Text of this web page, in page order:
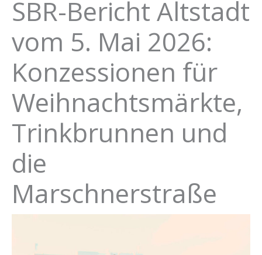
SBR-Bericht Altstadt
vom 5. Mai 2026:
Konzessionen für
Weihnachtsmärkte,
Trinkbrunnen und
die
Marschnerstraße